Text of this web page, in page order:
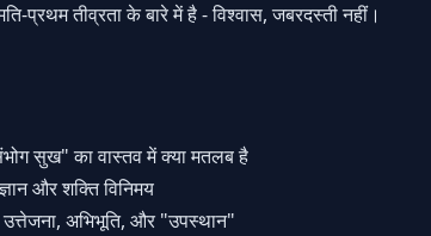
प्रथम तीव्रता के बारे में है - विश्वास, जबरदस्ती नहीं।
सुख" का वास्तव में क्या मतलब है
और शक्ति विनिमय
अभिभूति, और "उपस्थान"